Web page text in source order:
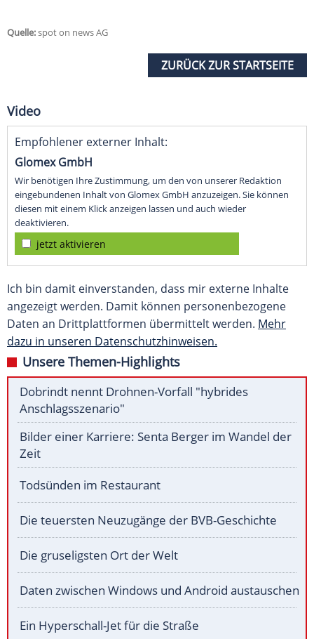
Quelle:spot on news AG
ZURÜCK ZUR STARTSEITE
Video
Empfohlener externer Inhalt:
Glomex GmbH
Wir benötigen Ihre Zustimmung, um den von unserer Redaktion
eingebundenen Inhalt von Glomex GmbH anzuzeigen. Sie können
diesen mit einem Klick anzeigen lassen und auch wieder
deaktivieren.
jetzt aktivieren
Ich bin damit einverstanden, dass mir externe Inhalte
angezeigt werden. Damit können personenbezogene
Daten an Drittplattformen übermittelt werden. Mehr
dazu in unseren Datenschutzhinweisen.
Unsere Themen-Highlights
Dobrindt nennt Drohnen-Vorfall "hybrides
Anschlagsszenario"
Bilder einer Karriere: Senta Berger im Wandel der
Zeit
Todsünden im Restaurant
Die teuersten Neuzugänge der BVB-Geschichte
Die gruseligsten Ort der Welt
Daten zwischen Windows und Android austauschen
Ein Hyperschall-Jet für die Straße